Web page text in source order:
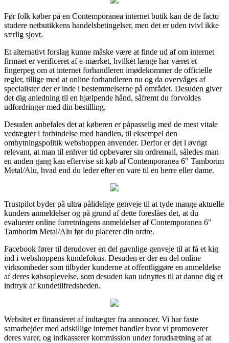
Før folk køber på en Contemporanea internet butik kan de de facto
studere netbutikkens handelsbetingelser, men det er uden tvivl ikke
særlig sjovt.
Et alternativt forslag kunne måske være at finde ud af om internet
firmaet er verificeret af e-mærket, hvilket længe har været et
fingerpeg om at internet forhandleren imødekommer de officielle
regler, tillige med at online forhandleren nu og da overvåges af
specialister der er inde i bestemmelserne på området. Desuden giver
det dig anledning til en hjælpende hånd, såfremt du forvoldes
udfordringer med din bestilling.
Desuden anbefales det at køberen er påpasselig med de mest vitale
vedtægter i forbindelse med handlen, til eksempel den
ombytningspolitik webshoppen anvender. Derfor er det i øvrigt
relevant, at man til enhver tid opbevarer sin ordremail, således man
en anden gang kan eftervise sit køb af Contemporanea 6″ Tamborim
Metal/Alu, hvad end du leder efter en vare til en herre eller dame.
Trustpilot byder på ultra pålidelige genveje til at tyde mange aktuelle
kunders anmeldelser og på grund af dette foreslåes det, at du
evaluerer online forretningens anmeldelser af Contemporanea 6″
Tamborim Metal/Alu før du placerer din ordre.
Facebook fører til derudover en del gavnlige genveje til at få et kig
ind i webshoppens kundefokus. Desuden er der en del online
virksomheder som tilbyder kunderne at offentliggøre en anmeldelse
af deres købsoplevelse, som desuden kan udnyttes til at danne dig et
indtryk af kundetilfredsheden.
Websitet er finansieret af indtægter fra annoncer. Vi har faste
samarbejder med adskillige internet handler hvor vi promoverer
deres varer, og indkasserer kommission under forudsætning af at